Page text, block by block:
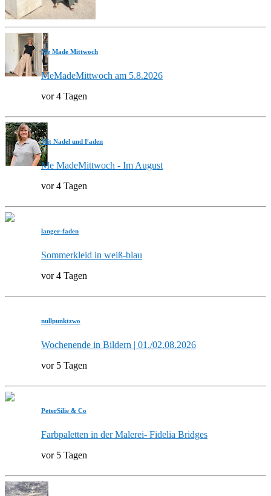
Me Made Mittwoch
MeMadeMittwoch am 5.8.2026
vor 4 Tagen
Mit Nadel und Faden
Me MadeMittwoch - Im August
vor 4 Tagen
langer-faden
Sommerkleid in weiß-blau
vor 4 Tagen
nullpunktzwo
Wochenende in Bildern | 01./02.08.2026
vor 5 Tagen
PeterSilie & Co
Farbpaletten in der Malerei- Fidelia Bridges
vor 5 Tagen